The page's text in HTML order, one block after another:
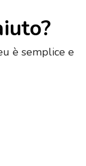
è semplice e